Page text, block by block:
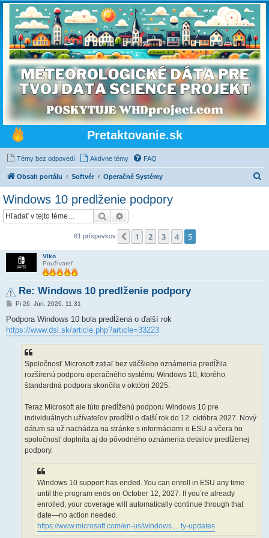
Pretaktovanie.sk
Témy bez odpovedí Aktívne témy FAQ
Obsah portálu Softvér Operačné Systémy
Windows 10 predlženie podpory
Hľadať
61 príspevkov Predchádzajúci
1 2 3 4 5
Vlko
Používateľ
Re: Windows 10 predlženie podpory
P
í
p
Pi 26. Jún, 2026, 11:31
Podpora Windows 10 bola predĺžená o ďalší rok
https://www.dsl.sk/article.php?article=33223
Spoločnosť Microsoft zatiaľ bez väčšieho oznámenia predĺžila
rozšírenú podporu operačného systému Windows 10, ktorého
štandardná podpora skončila v októbri 2025.
Teraz Microsoft ale túto predĺženú podporu Windows 10 pre
individuálnych užívateľov predĺžil o ďalší rok do 12. októbra 2027. Nový
dátum sa už nachádza na stránke s informáciami o ESU a včera ho
spoločnosť doplnila aj do pôvodného oznámenia detailov predĺženej
podpory.
Windows 10 support has ended. You can enroll in ESU any time
until the program ends on October 12, 2027. If you’re already
enrolled, your coverage will automatically continue through that
date—no action needed.
https://www.microsoft.com/en-us/windows ... ty-updates